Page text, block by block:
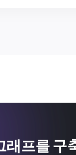
래프를 구